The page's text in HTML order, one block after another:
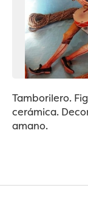
Tamborilero.
cerámica.
amano.